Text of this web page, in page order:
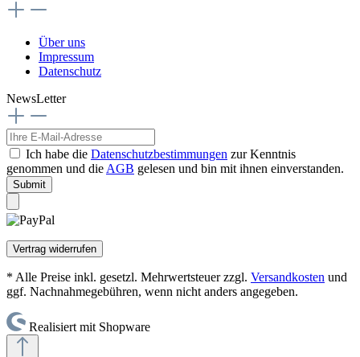
Über uns
Impressum
Datenschutz
NewsLetter
Ich habe die Datenschutzbestimmungen zur Kenntnis
genommen und die AGB gelesen und bin mit ihnen einverstanden.
Submit
Vertrag widerrufen
* Alle Preise inkl. gesetzl. Mehrwertsteuer zzgl. Versandkosten und
ggf. Nachnahmegebühren, wenn nicht anders angegeben.
Realisiert mit Shopware